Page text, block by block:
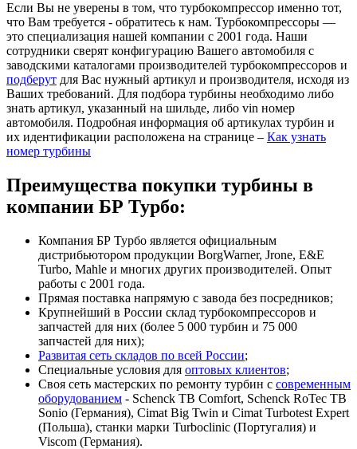
Если Вы не уверены в том, что турбокомпрессор именно тот,
что Вам требуется - обратитесь к нам. Турбокомпрессоры —
это специализация нашей компании с 2001 года. Наши
сотрудники сверят конфигурацию Вашего автомобиля с
заводскими каталогами производителей турбокомпрессоров и
подберут для Вас нужный артикул и производителя, исходя из
Ваших требований. Для подбора турбины необходимо либо
знать артикул, указанный на шильде, либо vin номер
автомобиля. Подробная информация об артикулах турбин и
их идентификации расположена на странице – Как узнать
номер турбины
Преимущества покупки турбины в
компании БР Турбо:
Компания БР Турбо является официальным
дистрибьютором продукции BorgWarner, Jrone, E&E
Turbo, Mahle и многих других производителей. Опыт
работы с 2001 года.
Прямая поставка напрямую с завода без посредников;
Крупнейший в России склад турбокомпрессоров и
запчастей для них (более 5 000 турбин и 75 000
запчастей для них);
Развитая сеть складов по всей России;
Специальные условия для оптовых клиентов;
Своя сеть мастерских по ремонту турбин с современным
оборудованием - Schenck TB Comfort, Schenck RoTec TB
Sonio (Германия), Cimat Big Twin и Cimat Turbotest Expert
(Польша), станки марки Turboclinic (Португалия) и
Viscom (Германия).